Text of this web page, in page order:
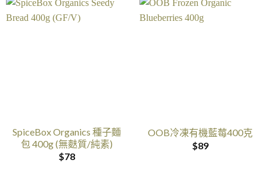
SpiceBox Organics 種子麵
包 400g (無麩質/純素)
$78
OOB冷凍有機藍莓400克
$89